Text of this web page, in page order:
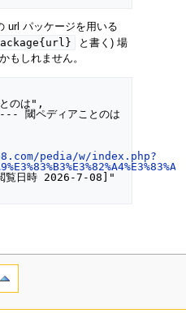
url パッケージを用いる
と書く) 場
もしれません。
pedia/w/index.php?